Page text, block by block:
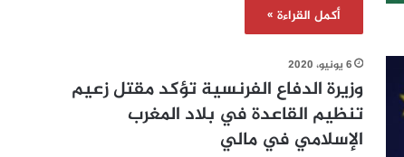
أكمل القراءة »
6 يونيو، 2020
وزيرة الدفاع الفرنسية تؤكد مقتل زعيم
تنظيم القاعدة في بلاد المغرب
الإسلامي في مالي